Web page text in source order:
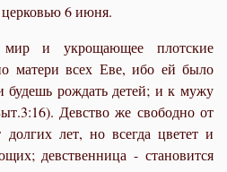
церковью 6 июня.
мир и укрощающее плотские
матери всех Еве, ибо ей было
будешь рождать детей; и к мужу
Девство же свободно от
лет, но всегда цветет и
девственница - становится